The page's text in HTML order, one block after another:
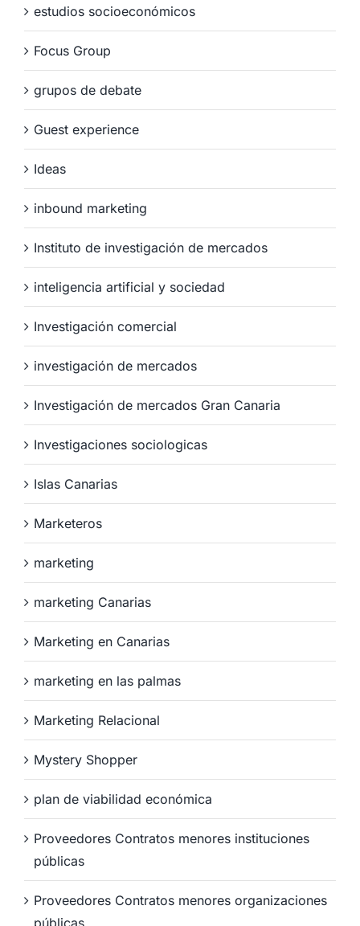
estudios socioeconómicos
Focus Group
grupos de debate
Guest experience
Ideas
inbound marketing
Instituto de investigación de mercados
inteligencia artificial y sociedad
Investigación comercial
investigación de mercados
Investigación de mercados Gran Canaria
Investigaciones sociologicas
Islas Canarias
Marketeros
marketing
marketing Canarias
Marketing en Canarias
marketing en las palmas
Marketing Relacional
Mystery Shopper
plan de viabilidad económica
Proveedores Contratos menores instituciones
públicas
Proveedores Contratos menores organizaciones